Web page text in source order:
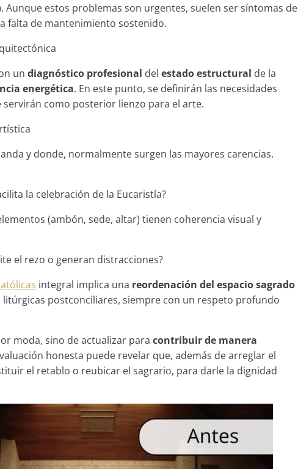
Aunque estos problemas son urgentes, suelen ser síntomas de
falta de mantenimiento sostenido.
un diagnóstico profesional del estado estructural de la
energética. En este punto, se definirán las necesidades
servirán como posterior lienzo para el arte.
y donde, normalmente surgen las mayores carencias.
la celebración de la Eucaristía?
(ambón, sede, altar) tienen coherencia visual y
el rezo o generan distracciones?
integral implica una reordenación del espacio sagrado
postconciliares, siempre con un respeto profundo
moda, sino de actualizar para contribuir de manera
honesta puede revelar que, además de arreglar el
el retablo o reubicar el sagrario, para darle la dignidad